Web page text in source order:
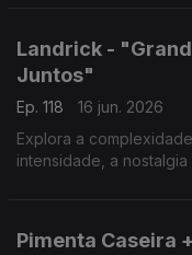
Landrick -
Juntos"
Ep. 118
16 jun. 2026
Explora a
intensidade, a
Pimenta Caseira